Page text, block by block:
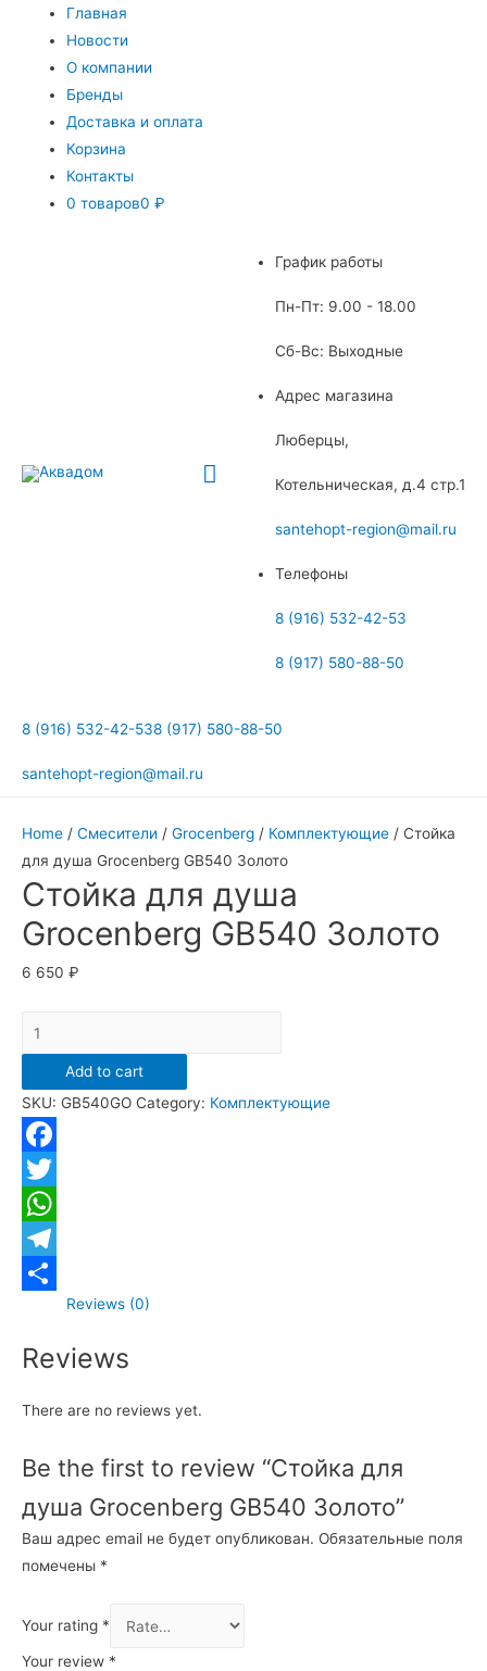
Главная
Новости
О компании
Бренды
Доставка и оплата
Корзина
Контакты
0 товаров0 ₽
Главное
График работы
Пн-Пт: 9.00 - 18.00
Сб-Вс: Выходные
Адрес магазина
Люберцы,
Котельническая, д.4 стр.1
santehopt-region@mail.ru
Телефоны
8 (916) 532-42-53
8 (917) 580-88-50
8 (916) 532-42-538 (917) 580-88-50
santehopt-region@mail.ru
Home / Смесители / Grocenberg / Комплектующие / Стойка
для душа Grocenberg GB540 Золото
Стойка для душа
Grocenberg GB540 Золото
6 650 ₽
Стойка
для
Grocenberg
GB540
Золото
quantity
Add to cart
SKU: GB540GO Category: Комплектующие
Facebook
Twitter
WhatsApp
Telegram
ОтправитьReviews (0)
Reviews
There are no reviews yet.
Be the first to review “Стойка для
душа Grocenberg GB540 Золото”
Ваш адрес email не будет опубликован. Обязательные поля
помечены *
Your rating *
Your review *